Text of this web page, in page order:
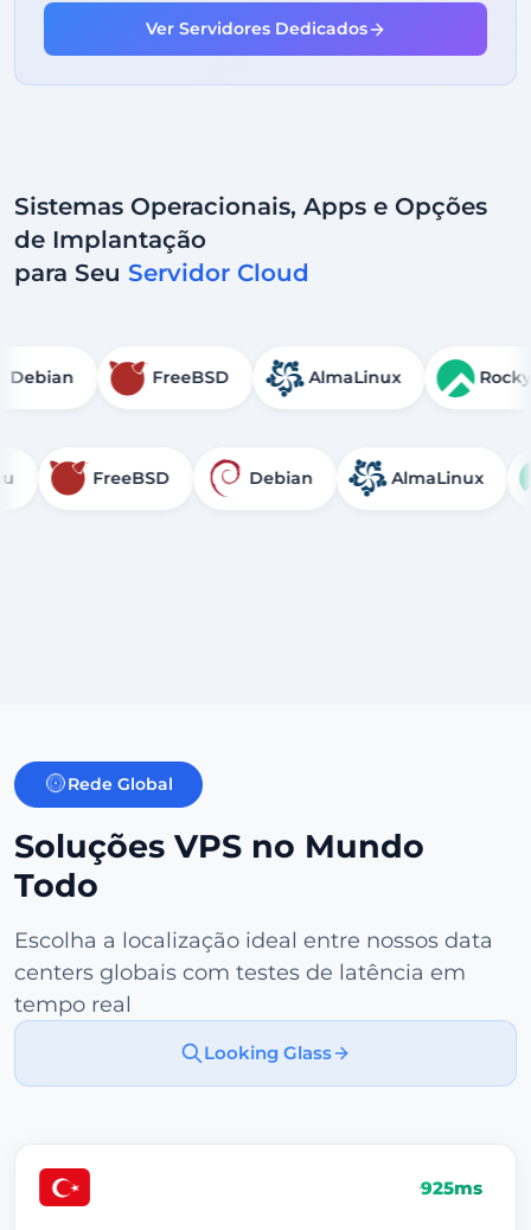
DedicadoEndereço IP
Ver Servidores Dedicados
Sistemas Operacionais, Apps e Opções
de Implantação
para Seu Servidor Cloud
Debian FreeBSD AlmaLinux
FreeBSD Debian AlmaLinux
Rede Global
Soluções VPS no Mundo
Todo
Escolha a localização ideal entre nossos data
centers globais com testes de latência em
tempo real
Looking Glass
925ms